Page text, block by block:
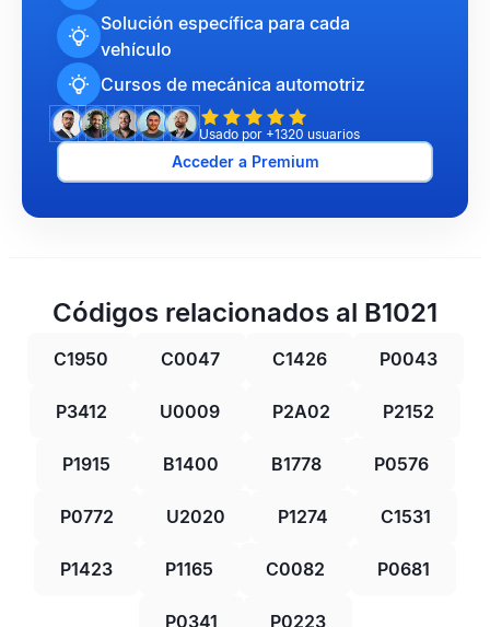
Solución específica para cada
vehículo
Cursos de mecánica automotriz
Usado por +1320 usuarios
Acceder a Premium
Códigos relacionados al B1021
C1950 C0047 C1426 P0043
P3412 U0009 P2A02 P2152
P1915 B1400 B1778 P0576
P0772 U2020 P1274 C1531
P1423 P1165 C0082 P0681
P0341 P0223